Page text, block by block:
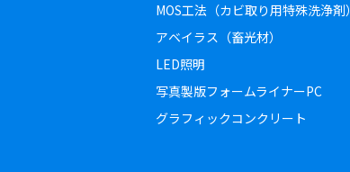
MOS工法（カビ取り用特殊洗浄剤）
アベイラス（畜光材）
LED照明
写真製版フォームライナーPC
グラフィックコンクリート